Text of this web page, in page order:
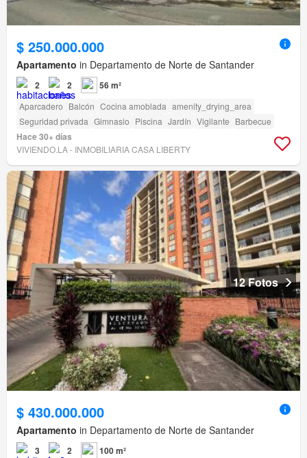
$ 250.000.000
Apartamento in Departamento de Norte de Santander
2 2 56 m²
Aparcadero Balcón Cocina amoblada amenity_drying_area
Seguridad privada Gimnasio Piscina Jardín Vigilante Barbecue
Hace 30+ días
VIVIENDO.LA - INMOBILIARIA CASA LIBERTY
12 Fotos
$ 430.000.000
Apartamento in Departamento de Norte de Santander
3 2 100 m²